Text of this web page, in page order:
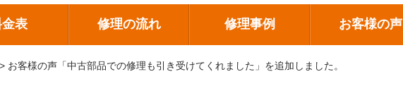
表 修理の流れ 修理事例 お客様の声
> お客様の声「中古部品での修理も引き受けてくれました」を追加しました。